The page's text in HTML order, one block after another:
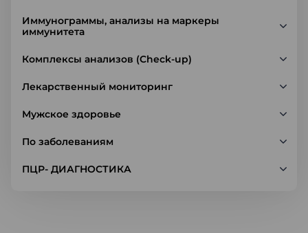
Иммунограммы, анализы на маркеры
иммунитета
Комплексы анализов (Check-up)
Лекарственный мониторинг
Мужское здоровье
По заболеваниям
ПЦР- ДИАГНОСТИКА